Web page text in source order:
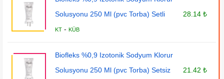
Solusyonu 250 Ml (pvc Torba) Setli
KT -KÜB
28.14 ₺
Biofleks %0,9 Izotonik Sodyum Klorur
Solusyonu 250 Ml (pvc Torba) Setsiz
21.42 ₺